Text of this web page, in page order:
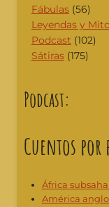
Fábulas(56)
Leyendas y
Podcast (102)
Sátiras(175)
Podcast:
Cuentos por
África
América